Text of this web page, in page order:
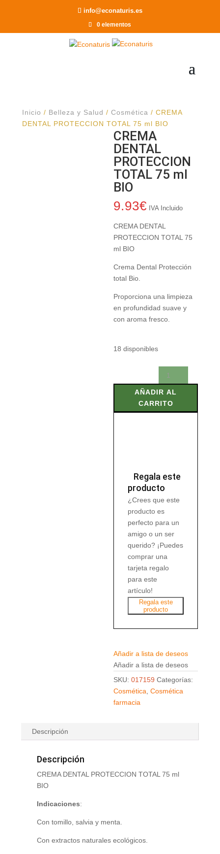
info@econaturis.es
0 elementos
Inicio / Belleza y Salud / Cosmética / CREMA
DENTAL PROTECCION TOTAL 75 ml BIO
CREMA
DENTAL
PROTECCION
TOTAL 75 ml
BIO
9.93€ IVA Incluido
CREMA DENTAL
PROTECCION TOTAL 75
ml BIO
Crema Dental Protección
total Bio.
Proporciona una limpieza
en profundidad suave y
con aroma fresco.
18 disponibles
DENTAL
PROTECCION
AÑADIR AL
CARRITO
Regala este
producto
¿Crees que este
producto es
perfecto para un
amigo o un ser
querido? ¡Puedes
comprar una
tarjeta regalo
para este
artículo!
Regala este
producto
Añadir a lista de deseos
Añadir a lista de deseos
SKU:017159 Categorías:
Cosmética,Cosmética
farmacia
Descripción
Descripción
CREMA DENTAL PROTECCION TOTAL 75 ml
BIO
Indicaciones:
Con tomillo, salvia y menta.
Con extractos naturales ecológicos.